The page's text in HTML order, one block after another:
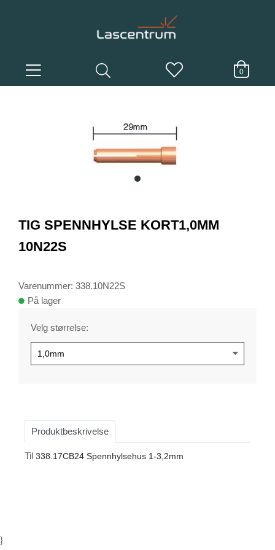
0
item
1
TIG SPENNHYLSE KORT1,0MM
10N22S
Varenummer: 338.10N22S
På lager
Velg størrelse:
Produktbeskrivelse
Til 338.17CB24 Spennhylsehus 1-3,2mm
}